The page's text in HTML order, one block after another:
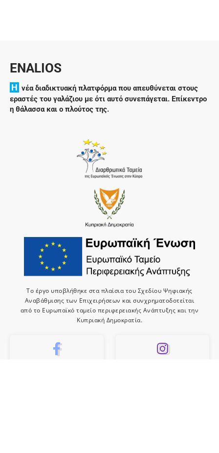
ENALIOS
H νέα διαδικτυακή πλατφόρμα που απευθύνεται στους
εραστές του γαλάζιου με ότι αυτό συνεπάγεται. Επίκεντρο
η θάλασσα και ο πλούτος της.
Το έργο υποβλήθηκε στα πλαίσια του Σχεδίου Ψηφιακής
Αναβάθμισης των Επιχειρήσεων και συνχρηματοδοτείται
από το Ευρωπαϊκό ταμείο περιφερειακής Ανάπτυξης και την
Κυπριακή Δημοκρατία.